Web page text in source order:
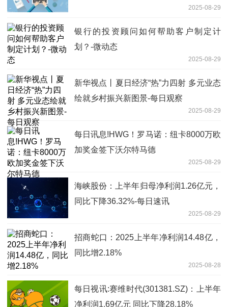
2025-08-29
银行的投资顾问如何帮助客户制定计
划？-微动态
2025-08-29
新华视点丨夏日经济“热”力四射 多元业态
绘就乡村振兴新图景-每日观察
2025-08-29
每日讯息!HWG！罗马诺：纽卡8000万欧
加奖金签下沃尔特马德
2025-08-29
海峡股份：上半年归母净利润1.26亿元，
同比下降36.32%-每日速讯
2025-08-29
招商蛇口：2025上半年净利润14.48亿，
同比增2.18%
2025-08-28
每日视讯:赛维时代(301381.SZ)：上半年
净利润1.69亿元 同比下降28.18%